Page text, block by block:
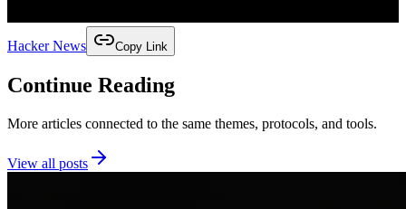
Hacker News Copy Link
Continue Reading
More articles connected to the same themes, protocols, and tools.
View all posts